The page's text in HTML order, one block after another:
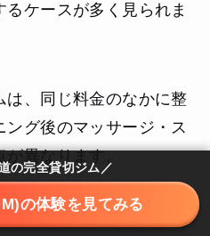
ケースが多く見られま
は、同じ料金のなかに整
グ後のマッサージ・ス
が異なります。
を別々に通えば、それ
の完全貸切ジム／
の体験を見てみる